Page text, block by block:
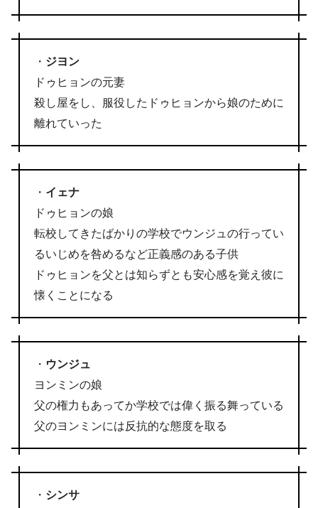
・ ジヨン
ドゥヒョンの元妻
殺し屋をし、服役したドゥヒョンから娘のために
離れていった
・ イェナ
ドゥヒョンの娘
転校してきたばかりの学校でウンジュの行ってい
るいじめを咎めるなど正義感のある子供
ドゥヒョンを父とは知らずとも安心感を覚え彼に
懐くことになる
・ ウンジュ
ヨンミンの娘
父の権力もあってか学校では偉く振る舞っている
父のヨンミンには反抗的な態度を取る
・ シンサ